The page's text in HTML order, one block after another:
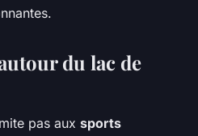
du lac de
pas aux sports